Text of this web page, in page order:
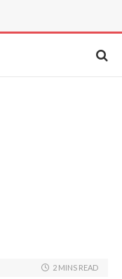
2 MINS READ